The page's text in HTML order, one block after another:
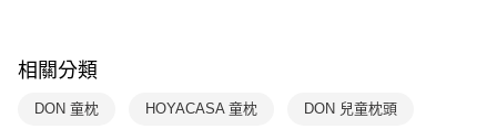
2.基於同意付款使用「大哥付你分期」之契約關係目的，商店將以您的個人
由本公司與您本人進行分期帳單所需資料之確認、核對及更正。
後付繳納相關費用。
※ 交易是否成功請以「AFTEE先享後付 」之結帳頁面顯示為準，若有關於
是否繳費成功／繳費後需取消欲退款等相關疑問，請聯繫「AFTEE先享後付
客戶支援中心」
https://netprotections.freshdesk.com/support/home
相關分類
DON 童枕 HOYACASA 童枕 DON 兒童枕頭